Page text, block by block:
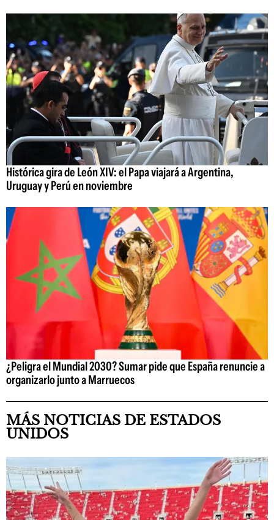
Histórica gira de León XIV: el Papa viajará a Argentina,
Uruguay y Perú en noviembre
¿Peligra el Mundial 2030? Sumar pide que España renuncie a
organizarlo junto a Marruecos
MÁS NOTICIAS DE ESTADOS
UNIDOS